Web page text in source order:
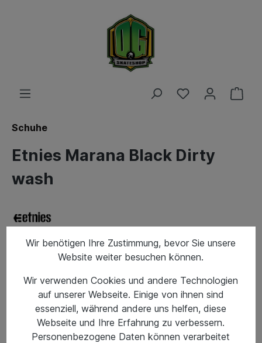
Schuhe
Etnies Marana Black Dirty
wash
Wir benötigen Ihre Zustimmung, bevor Sie unsere
Website weiter besuchen können.
Wir verwenden Cookies und andere Technologien
auf unserer Webseite. Einige von ihnen sind
essenziell, während andere uns helfen, diese
Webseite und Ihre Erfahrung zu verbessern.
Personenbezogene Daten können verarbeitet